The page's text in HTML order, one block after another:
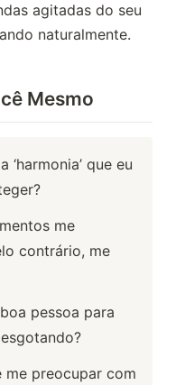
agitadas do seu
naturalmente.
Mesmo
que eu
me
contrário, me
pessoa para
me preocupar com